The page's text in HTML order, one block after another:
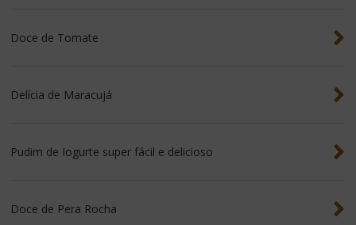
Doce de Tomate
Delícia de Maracujá
Pudim de Iogurte super fácil e delicioso
Doce de Pera Rocha